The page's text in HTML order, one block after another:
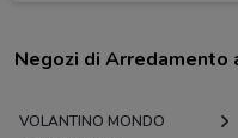
Negozi di Arredamento
VOLANTINO MONDO